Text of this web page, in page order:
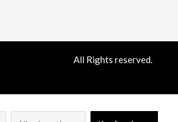
All Rights reserved.